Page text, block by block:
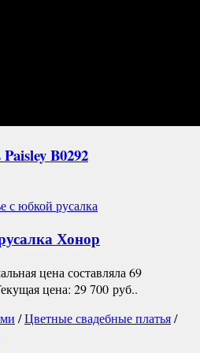
Paisley B0292
Хонор
цена составляла 69
цена: 29 700 руб..
/Цветные свадебные платья/